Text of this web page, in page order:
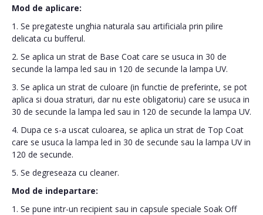
Mod de aplicare:
1. Se pregateste unghia naturala sau artificiala prin pilire
delicata cu bufferul.
2. Se aplica un strat de Base Coat care se usuca in 30 de
secunde la lampa led sau in 120 de secunde la lampa UV.
3. Se aplica un strat de culoare (in functie de preferinte, se pot
aplica si doua straturi, dar nu este obligatoriu) care se usuca in
30 de secunde la lampa led sau in 120 de secunde la lampa UV.
4. Dupa ce s-a uscat culoarea, se aplica un strat de Top Coat
care se usuca la lampa led in 30 de secunde sau la lampa UV in
120 de secunde.
5. Se degreseaza cu cleaner.
Mod de indepartare:
1. Se pune intr-un recipient sau in capsule speciale Soak Off